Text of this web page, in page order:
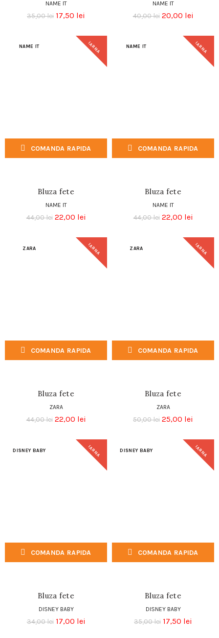
NAME IT
35,00lei 17,50 lei
NAME IT
40,00lei 20,00 lei
NAME IT IARNA
COMANDA RAPIDA
Bluza fete
NAME IT
44,00lei 22,00 lei
NAME IT IARNA
COMANDA RAPIDA
Bluza fete
NAME IT
44,00lei 22,00 lei
ZARA IARNA
COMANDA RAPIDA
Bluza fete
ZARA
44,00lei 22,00 lei
ZARA IARNA
COMANDA RAPIDA
Bluza fete
ZARA
50,00lei 25,00 lei
DISNEY BABY IARNA
COMANDA RAPIDA
Bluza fete
DISNEY BABY
34,00lei 17,00 lei
DISNEY BABY IARNA
COMANDA RAPIDA
Bluza fete
DISNEY BABY
35,00lei 17,50 lei